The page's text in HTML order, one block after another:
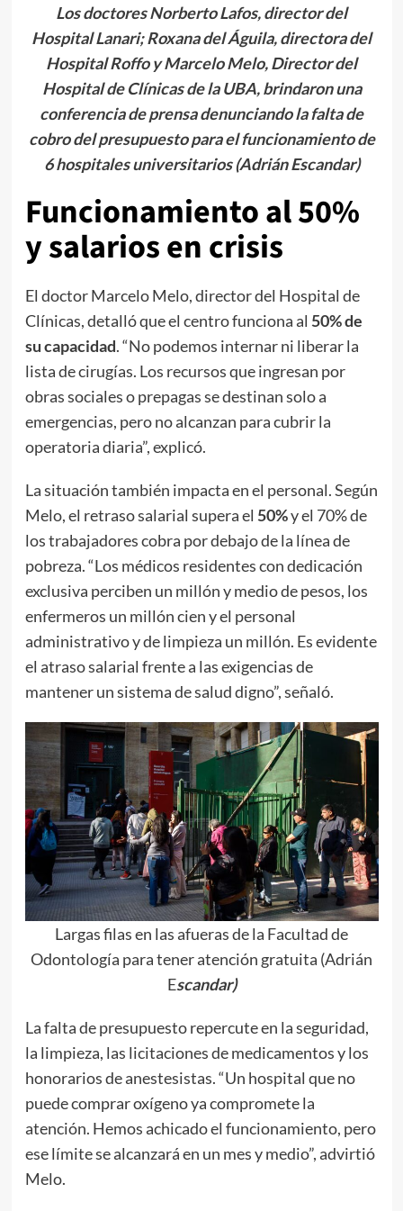
Los doctores Norberto Lafos, director del
Hospital Lanari; Roxana del Águila, directora del
Hospital Roffo y Marcelo Melo, Director del
Hospital de Clínicas de la UBA, brindaron una
conferencia de prensa denunciando la falta de
cobro del presupuesto para el funcionamiento de
6 hospitales universitarios (Adrián Escandar)
Funcionamiento al 50%
y salarios en crisis
El doctor Marcelo Melo, director del Hospital de
Clínicas, detalló que el centro funciona al 50% de
su capacidad. “No podemos internar ni liberar la
lista de cirugías. Los recursos que ingresan por
obras sociales o prepagas se destinan solo a
emergencias, pero no alcanzan para cubrir la
operatoria diaria”, explicó.
La situación también impacta en el personal. Según
Melo, el retraso salarial supera el 50%y el 70% de
los trabajadores cobra por debajo de la línea de
pobreza. “Los médicos residentes con dedicación
exclusiva perciben un millón y medio de pesos, los
enfermeros un millón cien y el personal
administrativo y de limpieza un millón. Es evidente
el atraso salarial frente a las exigencias de
mantener un sistema de salud digno”, señaló.
Largas filas en las afueras de la Facultad de
Odontología para tener atención gratuita (Adrián
Escandar)
La falta de presupuesto repercute en la seguridad,
la limpieza, las licitaciones de medicamentos y los
honorarios de anestesistas. “Un hospital que no
puede comprar oxígeno ya compromete la
atención. Hemos achicado el funcionamiento, pero
ese límite se alcanzará en un mes y medio”, advirtió
Melo.